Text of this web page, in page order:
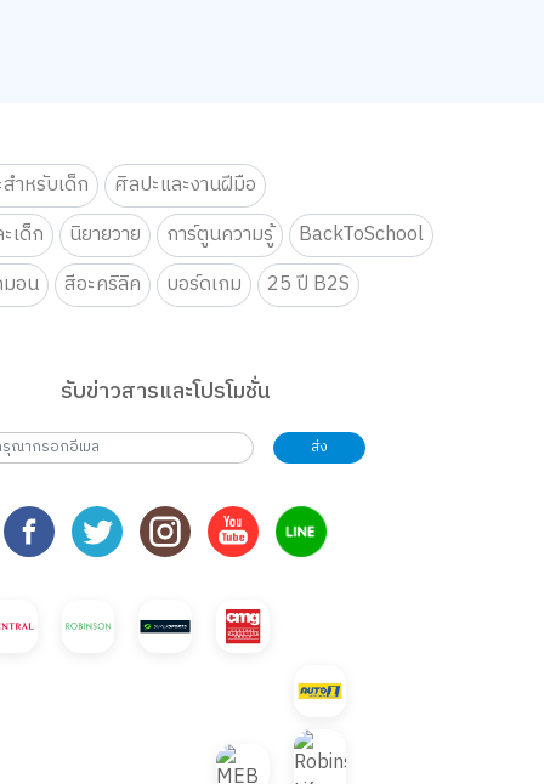
ำหรับเด็ก
ศิลปะและงานฝีมือ
เด็ก นิยายวาย การ์ตูนความรู้
BackToSchool
มอน สีอะคริลิค บอร์ดเกม 25 ปี B2S
รับข่าวสารและโปรโมชั่น
ส่ง